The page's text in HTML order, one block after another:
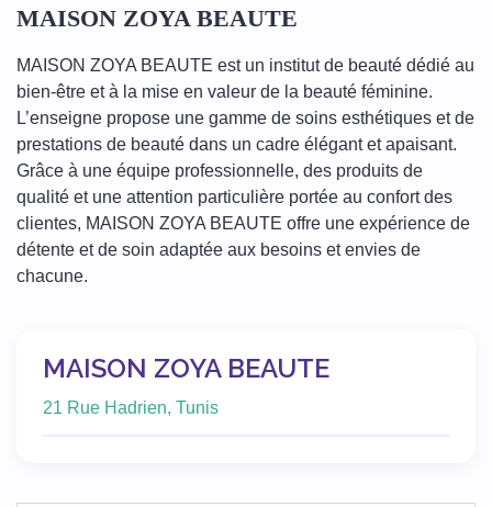
MAISON ZOYA BEAUTE
MAISON ZOYA BEAUTE est un institut de beauté dédié au
bien-être et à la mise en valeur de la beauté féminine.
L’enseigne propose une gamme de soins esthétiques et de
prestations de beauté dans un cadre élégant et apaisant.
Grâce à une équipe professionnelle, des produits de
qualité et une attention particulière portée au confort des
clientes, MAISON ZOYA BEAUTE offre une expérience de
détente et de soin adaptée aux besoins et envies de
chacune.
MAISON ZOYA BEAUTE
21 Rue Hadrien, Tunis